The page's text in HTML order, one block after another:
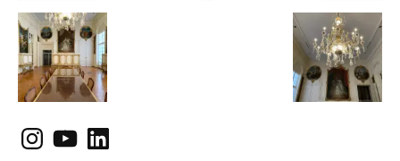
Instagram
YouTubeLinkedIn